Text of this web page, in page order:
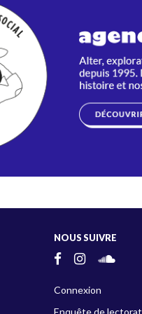
NOUS SUIVRE
Connexion
Enquête de lectorat